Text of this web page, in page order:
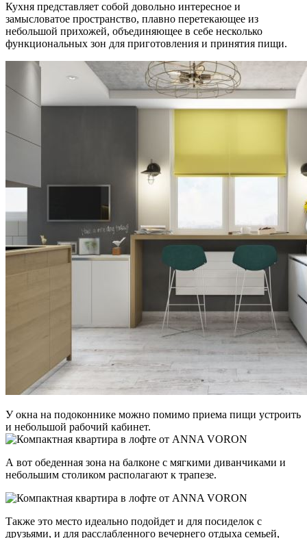
Кухня представляет собой довольно интересное и
замысловатое пространство, плавно перетекающее из
небольшой прихожей, объединяющее в себе несколько
функциональных зон для приготовления и принятия пищи.
У окна на подоконнике можно помимо приема пищи устроить
и небольшой рабочий кабинет.
А вот обеденная зона на балконе с мягкими диванчиками и
небольшим столиком располагают к трапезе.
Также это место идеально подойдет и для посиделок с
друзьями, и для расслабленного вечернего отдыха семьей,